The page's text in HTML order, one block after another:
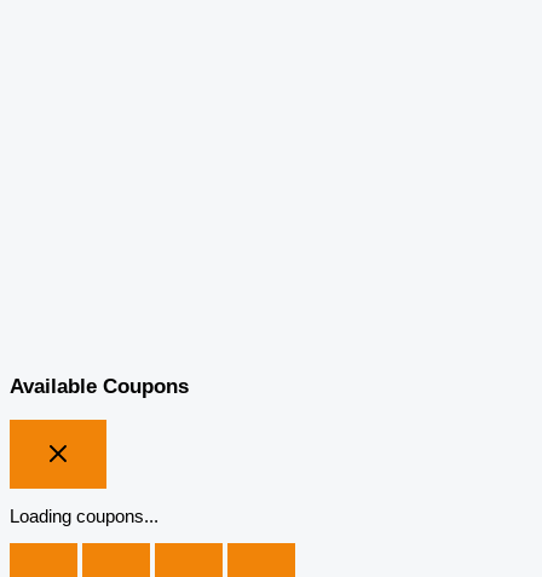
Available Coupons
Loading coupons...